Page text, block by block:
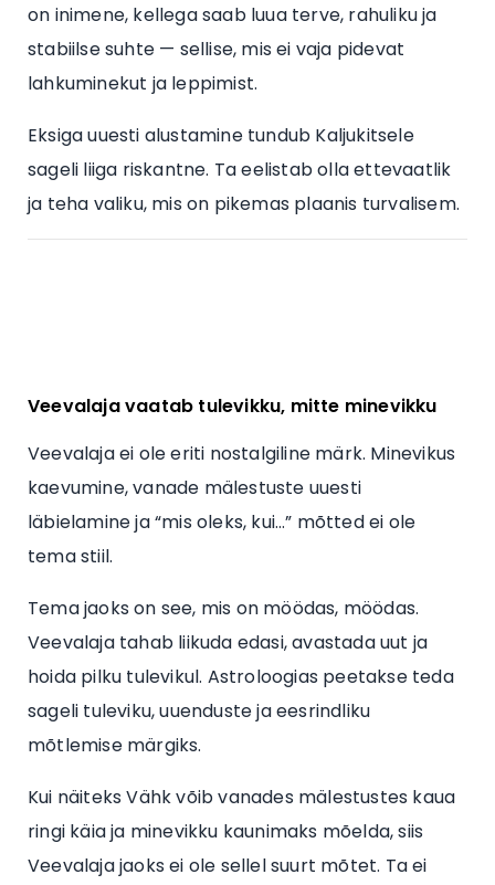
on inimene, kellega saab luua terve, rahuliku ja
stabiilse suhte — sellise, mis ei vaja pidevat
lahkuminekut ja leppimist.
Eksiga uuesti alustamine tundub Kaljukitsele
sageli liiga riskantne. Ta eelistab olla ettevaatlik
ja teha valiku, mis on pikemas plaanis turvalisem.
Veevalaja vaatab tulevikku, mitte minevikku
Veevalaja ei ole eriti nostalgiline märk. Minevikus
kaevumine, vanade mälestuste uuesti
läbielamine ja “mis oleks, kui…” mõtted ei ole
tema stiil.
Tema jaoks on see, mis on möödas, möödas.
Veevalaja tahab liikuda edasi, avastada uut ja
hoida pilku tulevikul. Astroloogias peetakse teda
sageli tuleviku, uuenduste ja eesrindliku
mõtlemise märgiks.
Kui näiteks Vähk võib vanades mälestustes kaua
ringi käia ja minevikku kaunimaks mõelda, siis
Veevalaja jaoks ei ole sellel suurt mõtet. Ta ei